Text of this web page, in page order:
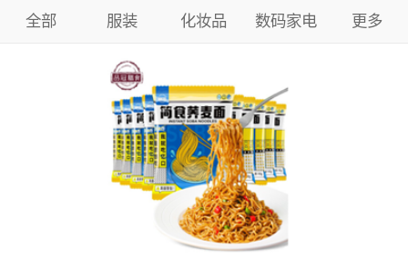
全部 服装 化妆品 数码家电 更多